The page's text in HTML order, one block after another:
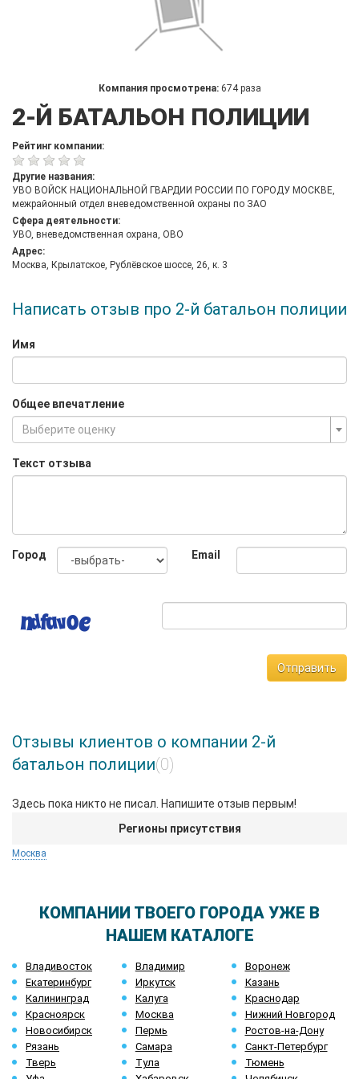
Компания просмотрена: 674 раза
2-Й БАТАЛЬОН ПОЛИЦИИ
Рейтинг компании:
Другие названия:
УВО ВОЙСК НАЦИОНАЛЬНОЙ ГВАРДИИ РОССИИ ПО ГОРОДУ МОСКВЕ,
межрайонный отдел вневедомственной охраны по ЗАО
Сфера деятельности:
УВО, вневедомственная охрана, ОВО
Адрес:
Москва, Крылатское, Рублёвское шоссе, 26, к. 3
Написать отзыв про 2-й батальон полиции
Имя
Общее впечатление
Выберите оценку
Текст отзыва
Город Email
Отправить
Отзывы клиентов о компании 2-й
батальон полиции(0)
Здесь пока никто не писал. Напишите отзыв первым!
Регионы присутствия
Москва
КОМПАНИИ ТВОЕГО ГОРОДА УЖЕ В
НАШЕМ КАТАЛОГЕ
Владивосток Владимир
Воронеж
Екатеринбург
Иркутск
Казань
Калининград
Калуга
Краснодар
Красноярск
Москва
Нижний Новгород
Новосибирск
Пермь
Ростов-на-Дону
Рязань
Самара
Санкт-Петербург
Тверь
Тула
Тюмень